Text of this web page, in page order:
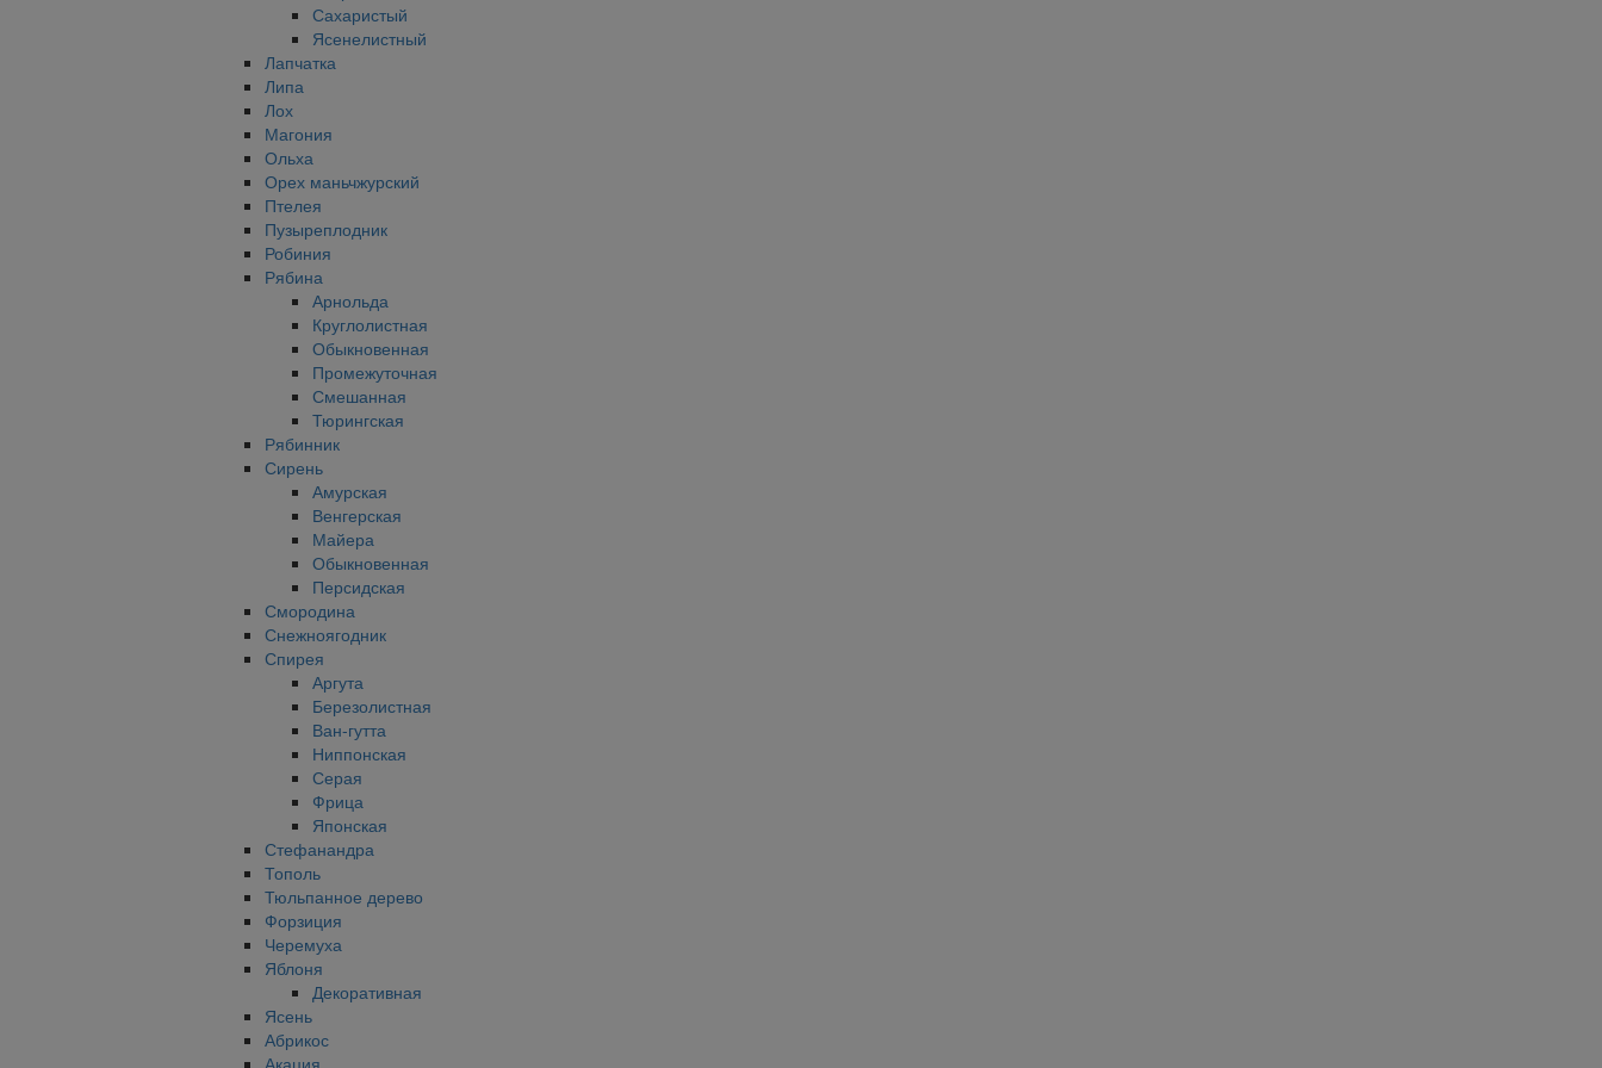
Сахаристый
Ясенелистный
Лапчатка
Липа
Лох
Магония
Ольха
Орех маньчжурский
Птелея
Пузыреплодник
Робиния
Рябина
Арнольда
Круглолистная
Обыкновенная
Промежуточная
Смешанная
Тюрингская
Рябинник
Сирень
Амурская
Венгерская
Майера
Обыкновенная
Персидская
Смородина
Снежноягодник
Спирея
Аргута
Березолистная
Ван-гутта
Ниппонская
Серая
Фрица
Японская
Стефанандра
Тополь
Тюльпанное дерево
Форзиция
Черемуха
Яблоня
Декоративная
Ясень
Абрикос
Акация